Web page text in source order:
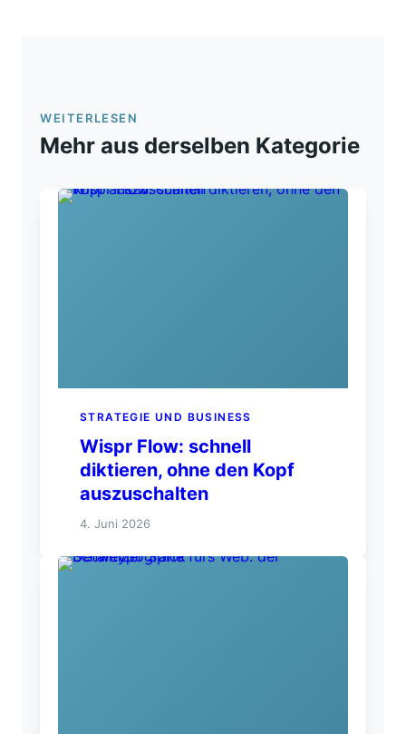
WEITERLESEN
Mehr aus derselben Kategorie
STRATEGIE UND BUSINESS
Wispr Flow: schnell
diktieren, ohne den Kopf
auszuschalten
4. Juni 2026